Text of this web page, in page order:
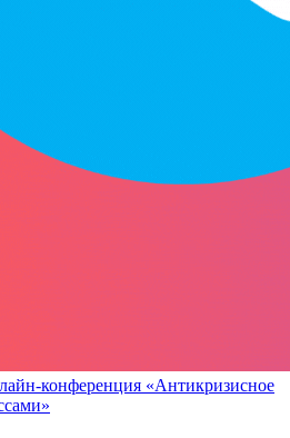
конференция «Антикризисное